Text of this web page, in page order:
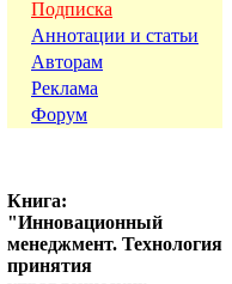
Подписка
Аннотации и статьи
Авторам
Реклама
Форум
Книга:
"Инновационный
менеджмент. Технология
принятия